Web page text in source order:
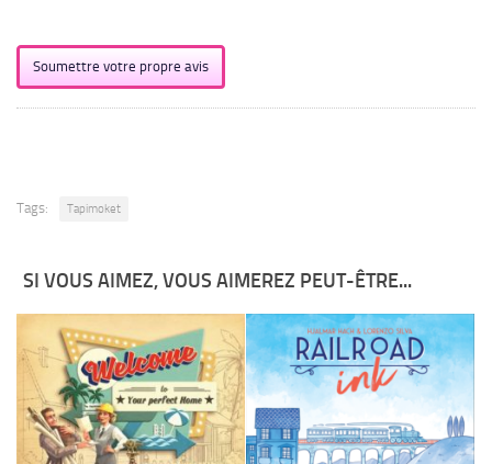
Soumettre votre propre avis
Tags: Tapimoket
SI VOUS AIMEZ, VOUS AIMEREZ PEUT-ÊTRE...